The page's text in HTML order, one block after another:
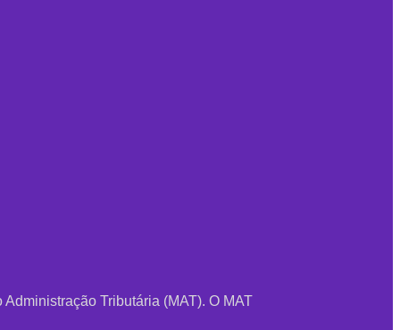
Tributária (MAT). O MAT